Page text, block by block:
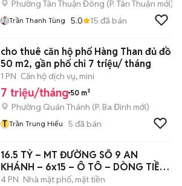
Phường Tân Thuận Đông (P. Tân Thuận mới)
Trần Thanh Tùng 5.0 15 đã bán
cho thuê căn hộ phố Hàng Than đủ đồ
50 m2, gần phố chỉ 7 triệu/ tháng
1 PN Căn hộ dịch vụ, mini
7 triệu/tháng 50 m²
Phường Quán Thánh (P. Ba Đình mới)
T Trần Trung Hiếu 5 đã bán
16.5 TỶ – MT ĐƯỜNG SỐ 9 AN
KHÁNH – 6x15 – Ô TÔ – DÒNG TIỀN
15TR
4 PN Nhà mặt phố, mặt tiền